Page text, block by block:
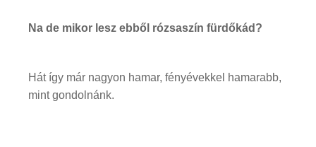
Na de mikor lesz ebből rózsaszín fürdőkád?
Hát így már nagyon hamar, fényévekkel hamarabb,
mint gondolnánk.